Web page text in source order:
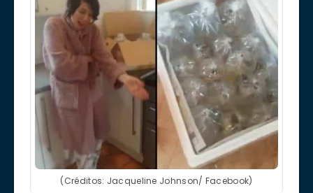
(Créditos: Jacqueline Johnson/ Facebook)